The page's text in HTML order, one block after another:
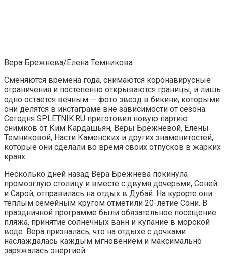
Вера Брежнева/Елена Темникова
Сменяются времена года, снимаются коронавирусные
ограничения и постепенно открываются границы, и лишь
одно остается вечным — фото звезд в бикини, которыми
они делятся в инстаграме вне зависимости от сезона.
Сегодня SPLETNIK.RU приготовил новую партию
снимков от Ким Кардашьян, Веры Брежневой, Елены
Темниковой, Насти Каменских и других знаменитостей,
которые они сделали во время своих отпусков в жарких
краях.
Несколько дней назад Вера Брежнева покинула
промозглую столицу и вместе с двумя дочерьми, Соней
и Сарой, отправилась на отдых в Дубай. На курорте они
теплым семейным кругом отметили 20-летие Сони. В
праздничной программе были обязательное посещение
пляжа, принятие солнечных ванн и купание в морской
воде. Вера призналась, что на отдыхе с дочками
наслаждалась каждым мгновением и максимально
заряжалась энергией.